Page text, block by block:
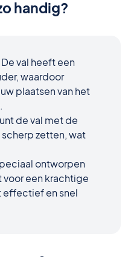
handig?
De val heeft een
waardoor
plaatsen van het
de val met de
zetten, wat
ontworpen
een krachtige
effectief en snel